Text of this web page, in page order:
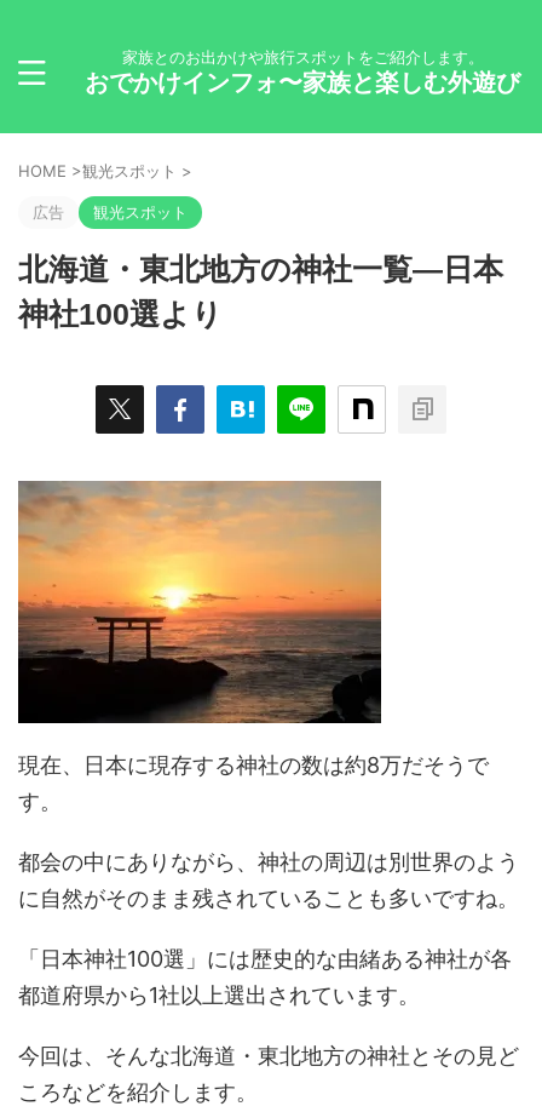
家族とのお出かけや旅行スポットをご紹介します。
おでかけインフォ〜家族と楽しむ外遊び
HOME >観光スポット >
広告 観光スポット
北海道・東北地方の神社一覧―日本
神社100選より
現在、日本に現存する神社の数は約8万だそうで
す。
都会の中にありながら、神社の周辺は別世界のよう
に自然がそのまま残されていることも多いですね。
「日本神社100選」には歴史的な由緒ある神社が各
都道府県から1社以上選出されています。
今回は、そんな北海道・東北地方の神社とその見ど
ころなどを紹介します。